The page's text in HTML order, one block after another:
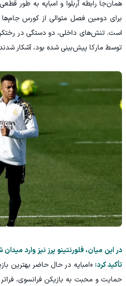
همان‌جا رابطه آربلوا و امباپه به طور
برای دومین فصل متوالی از کورس
است. تنش‌های داخلی، دو دستگی در رختکن
توسط مارکا پیش‌بینی شده بود، آشکار
در این میان، فلورنتینو پرز نیز وارد
تأکید کرد: «امباپه در حال حاضر بهترین
حمایت و محبت به بازیکن فرانسوی، فراتر